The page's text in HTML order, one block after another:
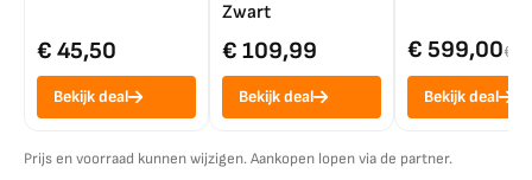
€ 45,50
Bekijk deal
Zwart
€ 109,99
Bekijk deal
€ 599,00€
Bekijk deal
Prijs en voorraad kunnen wijzigen. Aankopen lopen via de partner.